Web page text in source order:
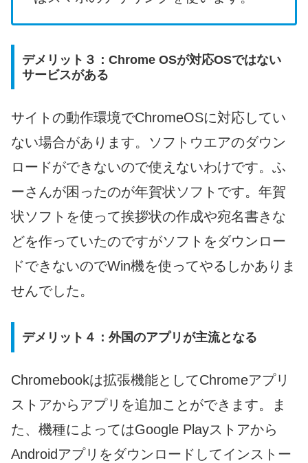
デメリット３：Chrome OSが対応OSではない
サービスがある
サイトの動作環境でChromeOSに対応してい
ない場合があります。ソフトウエアのダウン
ロードができないので使えないわけです。ふ
ーさんが困ったのが年賀状ソフトです。年賀
状ソフトを使って挨拶状の作成や宛名書きな
どを作っていたのですがソフトをダウンロー
ドできないのでWin機を使ってやるしかありま
せんでした。
デメリット４：外国のアプリが主流となる
Chromebookは拡張機能としてChromeアプリ
ストアからアプリを追加ことができます。ま
た、機種によってはGoogle Playストアから
Androidアプリをダウンロードしてインストー